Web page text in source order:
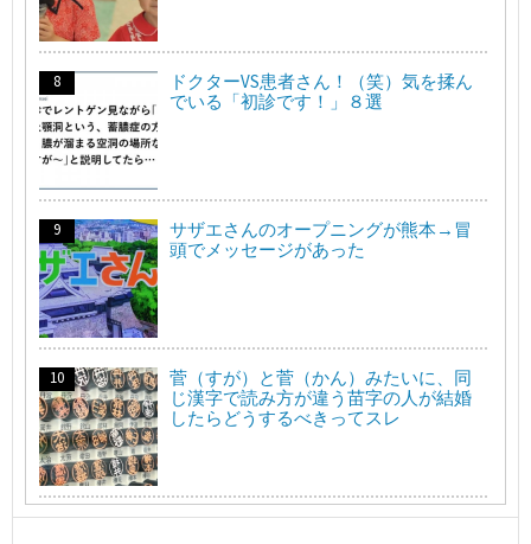
ドクターVS患者さん！（笑）気を揉ん
でいる「初診です！」８選
サザエさんのオープニングが熊本→冒
頭でメッセージがあった
菅（すが）と菅（かん）みたいに、同
じ漢字で読み方が違う苗字の人が結婚
したらどうするべきってスレ